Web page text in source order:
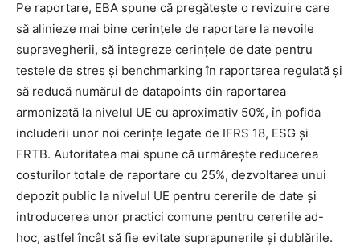
Pe raportare, EBA spune că pregătește o revizuire care
să alinieze mai bine cerințele de raportare la nevoile
supravegherii, să integreze cerințele de date pentru
testele de stres și benchmarking în raportarea regulată și
să reducă numărul de datapoints din raportarea
armonizată la nivelul UE cu aproximativ 50%, în pofida
includerii unor noi cerințe legate de IFRS 18, ESG și
FRTB. Autoritatea mai spune că urmărește reducerea
costurilor totale de raportare cu 25%, dezvoltarea unui
depozit public la nivelul UE pentru cererile de date și
introducerea unor practici comune pentru cererile ad-
hoc, astfel încât să fie evitate suprapunerile și dublările.